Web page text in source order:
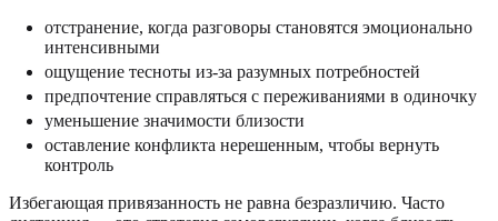
отстранение, когда разговоры становятся эмоционально
интенсивными
ощущение тесноты из-за разумных потребностей
предпочтение справляться с переживаниями в одиночку
уменьшение значимости близости
оставление конфликта нерешенным, чтобы вернуть
контроль
Избегающая привязанность не равна безразличию. Часто